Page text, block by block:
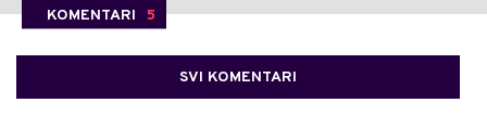
KOMENTARI 5
SVI KOMENTARI